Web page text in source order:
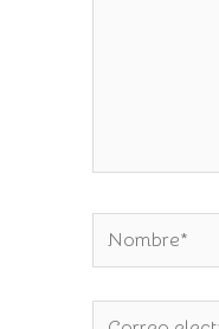
Nombre*
Correo